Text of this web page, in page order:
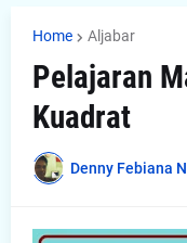
Home Aljabar
Pelajaran
Kuadrat
Denny Febiana